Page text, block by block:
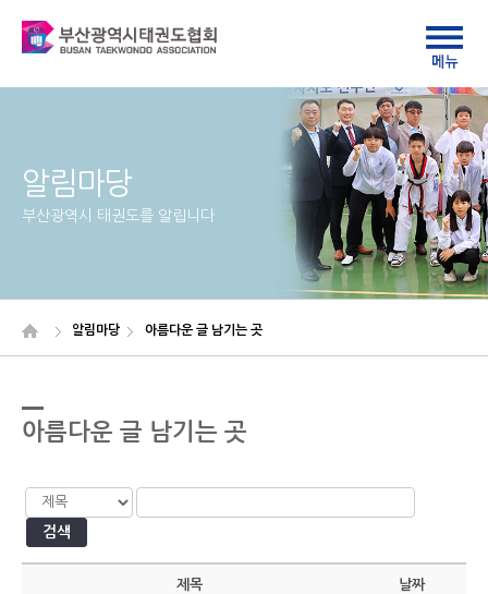
알림마당
부산광역시 태권도를 알립니다
알림마당 아름다운 글 남기는 곳
아름다운 글 남기는 곳
검색
제목 날짜